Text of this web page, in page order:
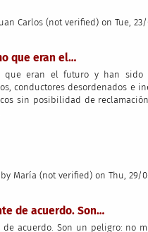
Carlos (not verified) on Tue, 23/
que eran el…
que eran el futuro y han sido
conductores desordenados e
sin posibilidad de
María (not verified) on Thu, 29/
de acuerdo. Son…
de acuerdo. Son un peligro: no